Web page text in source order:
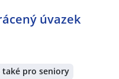
úvazek
také pro seniory